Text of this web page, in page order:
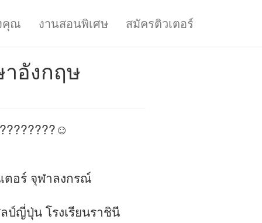
คุณ งานสอนพิเศษ สมัครติวเตอร์
อังกฤษ
อร์ จุฬาลงกรณ์
ป์ญี่ปุ่น โรงเรียนราชินี